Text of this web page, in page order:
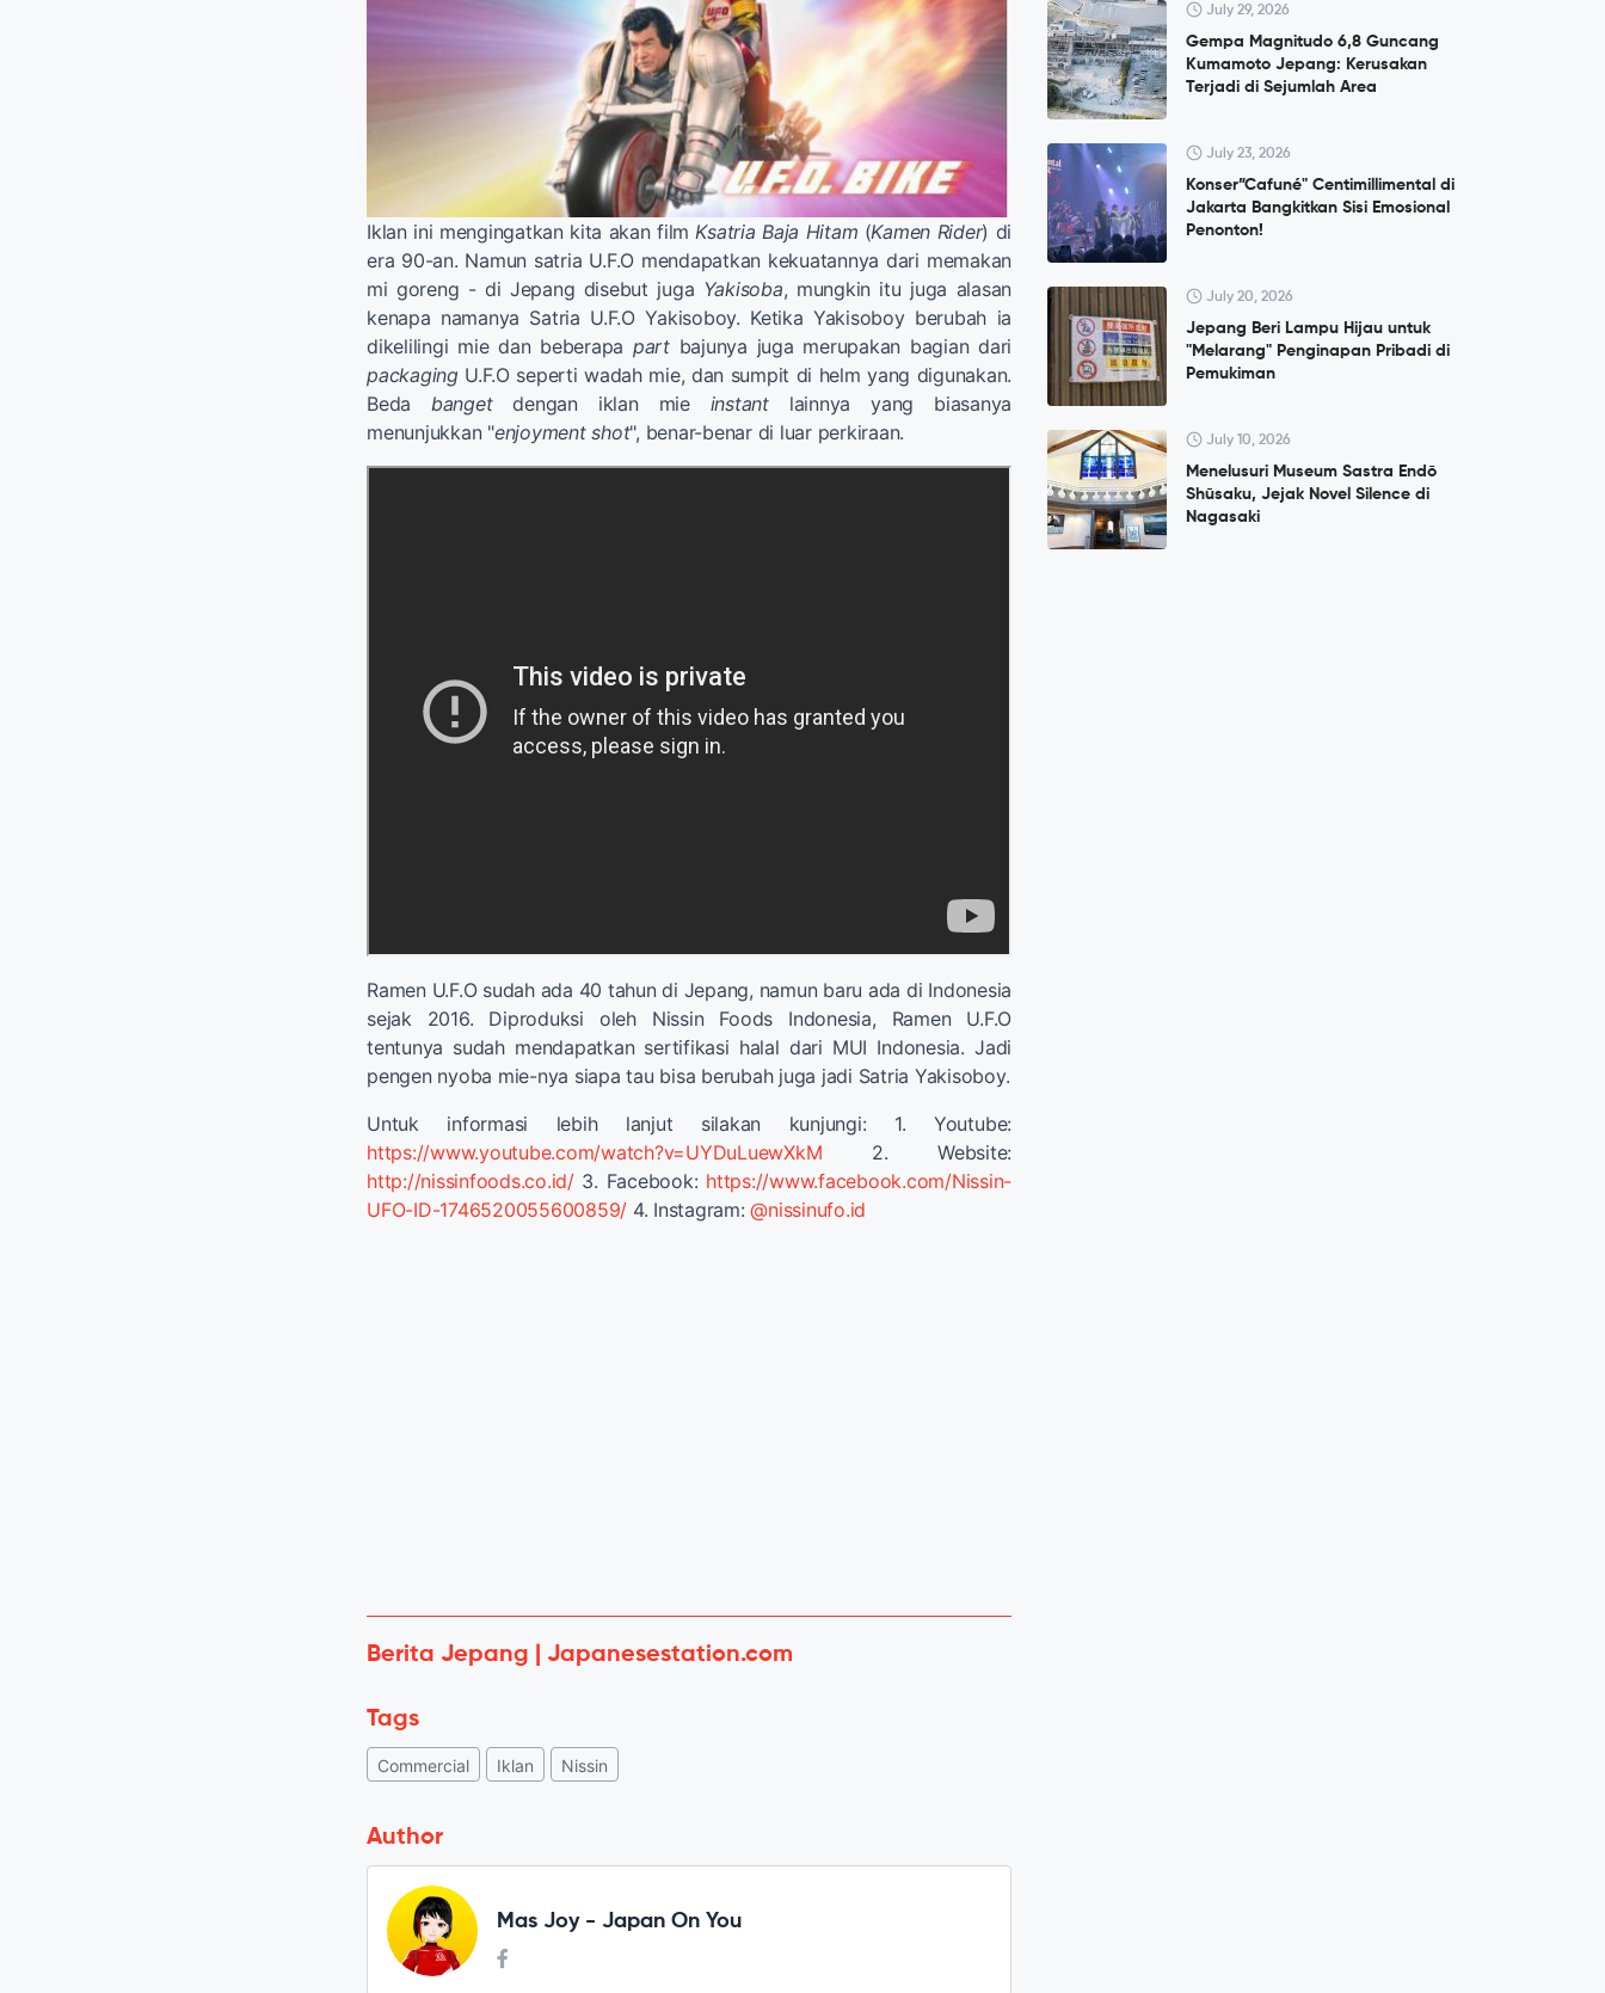
Iklan ini mengingatkan kita akan filmKsatria Baja Hitam (Kamen Rider) di
era 90-an. Namun satria U.F.O mendapatkan kekuatannya dari memakan
mi goreng - di Jepang disebut juga Yakisoba, mungkin itu juga alasan
kenapa namanya Satria U.F.O Yakisoboy. Ketika Yakisoboy berubah ia
dikelilingi mie dan beberapa partbajunya juga merupakan bagian dari
packagingU.F.O seperti wadah mie, dan sumpit di helm yang digunakan.
Beda bangetdengan iklan mie instantlainnya yang biasanya
menunjukkan "enjoyment shot", benar-benar di luar perkiraan.
Ramen U.F.O sudah ada 40 tahun di Jepang, namun baru ada di Indonesia
sejak 2016. Diproduksi oleh Nissin Foods Indonesia, Ramen U.F.O
tentunya sudah mendapatkan sertifikasi halal dari MUI Indonesia. Jadi
pengen nyoba mie-nya siapa tau bisa berubah juga jadi Satria Yakisoboy.
Untuk informasi lebih lanjut silakan kunjungi: 1. Youtube:
https://www.youtube.com/watch?v=UYDuLuewXkM 2. Website:
http://nissinfoods.co.id/3. Facebook: https://www.facebook.com/Nissin-
UFO-ID-1746520055600859/ 4. Instagram:@nissinufo.id
Berita Jepang | Japanesestation.com
Tags
Commercial Iklan Nissin
Author
Mas Joy - Japan On You
July 29, 2026
Gempa Magnitudo 6,8 Guncang
Kumamoto Jepang: Kerusakan
Terjadi di Sejumlah Area
July 23, 2026
Konser”Cafuné" Centimillimental di
Jakarta Bangkitkan Sisi Emosional
Penonton!
July 20, 2026
Jepang Beri Lampu Hijau untuk
"Melarang" Penginapan Pribadi di
Pemukiman
July 10, 2026
Menelusuri Museum Sastra Endō
Shūsaku, Jejak Novel Silence di
Nagasaki